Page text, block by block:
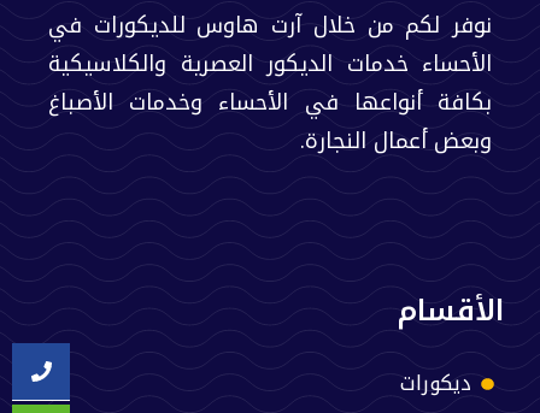
نوفر لكم من خلال آرت هاوس للديكورات في
الأحساء خدمات الديكور العصرية والكلاسيكية
بكافة أنواعها في الأحساء وخدمات الأصباغ
وبعض أعمال النجارة.
الأقسام
ديكورات